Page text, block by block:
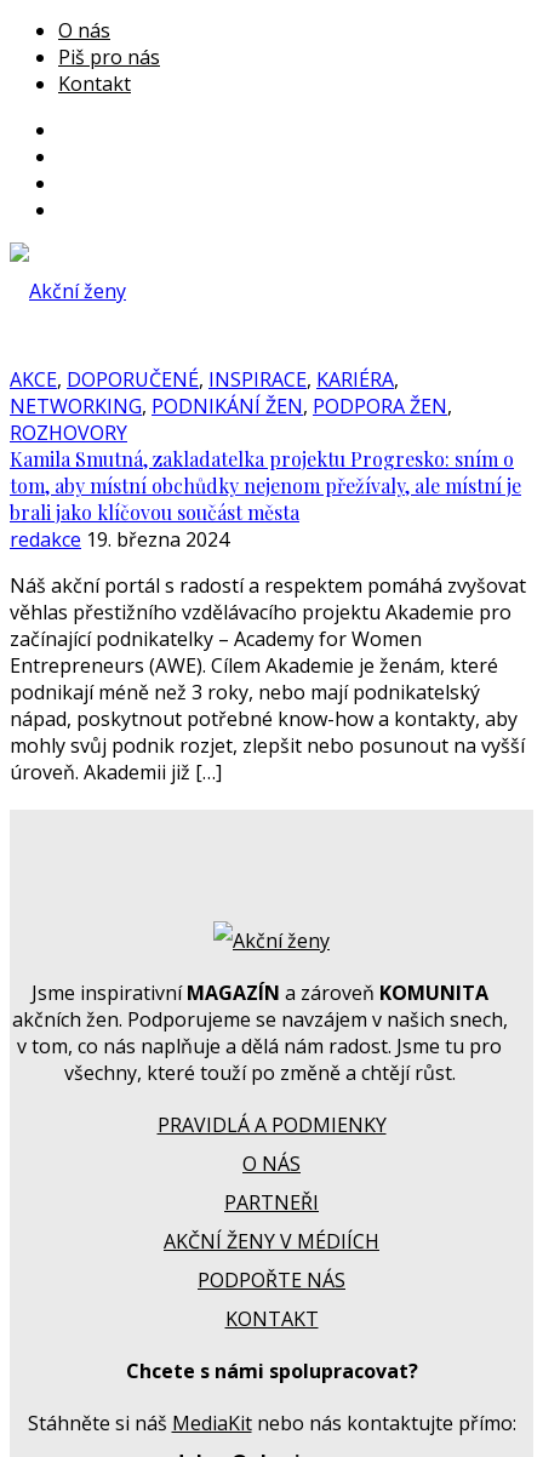
O nás
Piš pro nás
Kontakt
AKCE, DOPORUČENÉ, INSPIRACE, KARIÉRA,
NETWORKING, PODNIKÁNÍ ŽEN, PODPORA ŽEN,
ROZHOVORY
Kamila Smutná, zakladatelka projektu Progresko: sním o
tom, aby místní obchůdky nejenom přežívaly, ale místní je
brali jako klíčovou součást města
redakce 19. března 2024
Náš akční portál s radostí a respektem pomáhá zvyšovat
věhlas přestižního vzdělávacího projektu Akademie pro
začínající podnikatelky – Academy for Women
Entrepreneurs (AWE). Cílem Akademie je ženám, které
podnikají méně než 3 roky, nebo mají podnikatelský
nápad, poskytnout potřebné know-how a kontakty, aby
mohly svůj podnik rozjet, zlepšit nebo posunout na vyšší
úroveň. Akademii již […]
Jsme inspirativníMAGAZÍN a zároveň KOMUNITA
akčních žen. Podporujeme se navzájem v našich snech,
v tom, co nás naplňuje a dělá nám radost. Jsme tu pro
všechny, které touží po změně a chtějí růst.
PRAVIDLÁ A PODMIENKY
O NÁS
PARTNEŘI
AKČNÍ ŽENY V MÉDIÍCH
PODPOŘTE NÁS
KONTAKT
Chcete s námi spolupracovat?
Stáhněte si náš MediaKitnebo nás kontaktujte přímo: